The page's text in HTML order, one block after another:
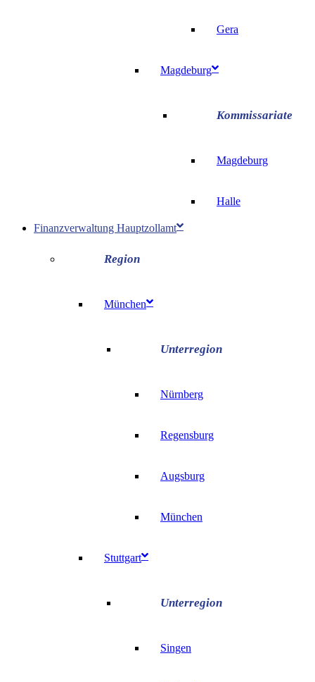
Gera
Magdeburg
Magdeburg
Halle
Finanzverwaltung Hauptzollamt
München
Nürnberg
Regensburg
Augsburg
München
Stuttgart
Singen